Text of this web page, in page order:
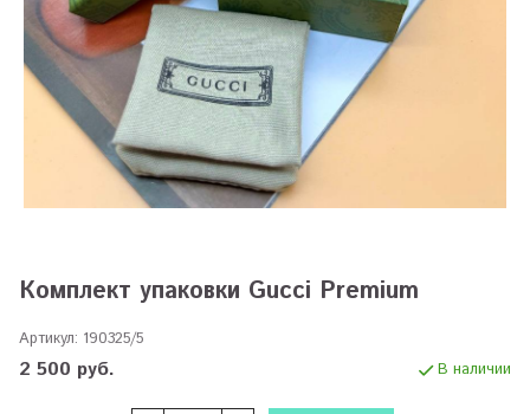
Комплект упаковки Gucci Premium
Артикул: 190325/5
2 500 руб. В наличии